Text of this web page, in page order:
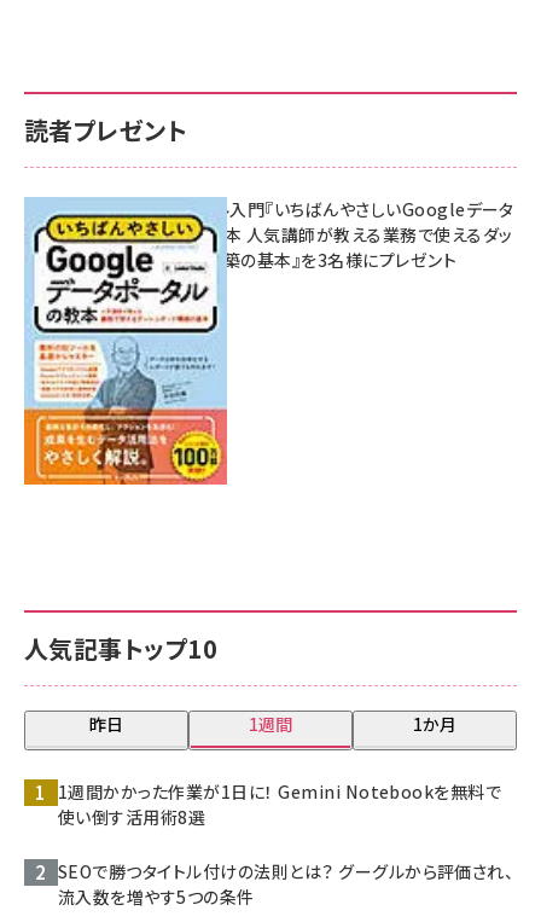
人気記事トップ10
昨日 1週間 1か月
1週間かかった作業が1日に！ Gemini Notebookを無料で
使い倒す活用術8選
SEOで勝つタイトル付けの法則とは？ グーグルから評価され、
流入数を増やす5つの条件
読者プレゼント
無料BIツール入門『いちばんやさしいGoogleデータ
ポータルの教本 人気講師が教える業務で使えるダッ
シュボード構築の基本』を3名様にプレゼント
7月31日 10:00